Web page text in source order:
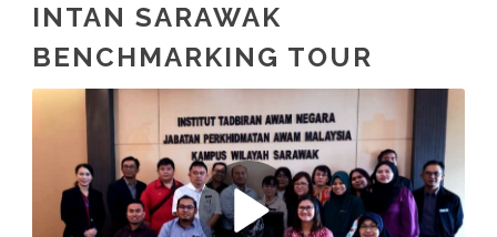
INTAN SARAWAK
BENCHMARKING TOUR